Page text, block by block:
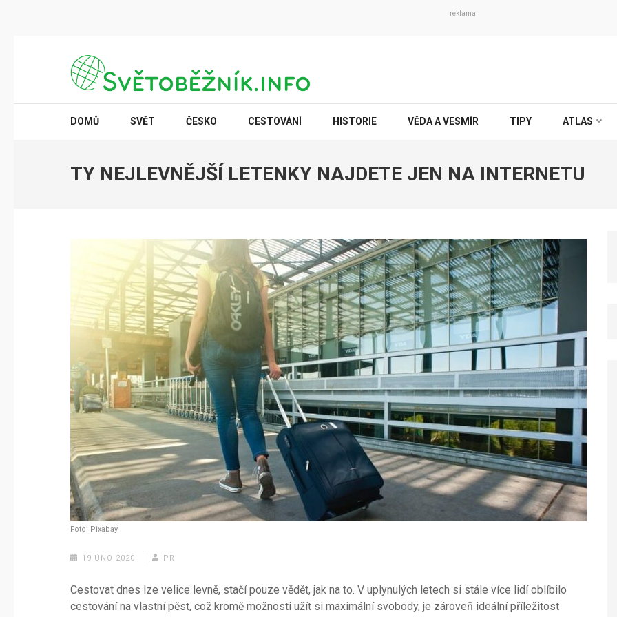
reklama
SVĚTOBĚŽNÍK.INFO
DOMŮ SVĚT ČESKO CESTOVÁNÍ HISTORIE VĚDA A VESMÍR TIPY ATLAS
TY NEJLEVNĚJŠÍ LETENKY NAJDETE JEN NA INTERNETU
Foto: Pixabay
19 ÚNO 2020 PR
Cestovat dnes lze velice levně, stačí pouze vědět, jak na to. V uplynulých letech si stále více lidí oblíbilo
cestování na vlastní pěst, což kromě možnosti užít si maximální svobody, je zároveň ideální příležitost